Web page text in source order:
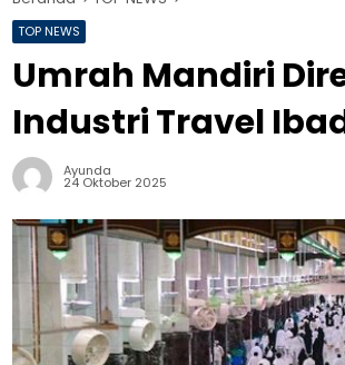
TOP NEWS
Umrah Mandiri
Industri Travel
Ayunda
24 Oktober 2025